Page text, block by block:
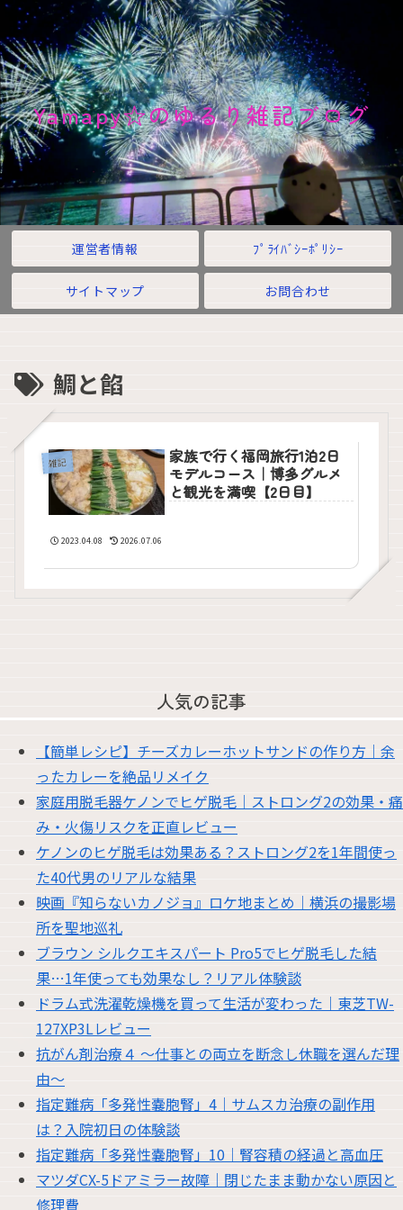
Yamapy☆のゆるり雑記ブログ
運営者情報 ﾌﾟﾗｲﾊﾞｼｰﾎﾟﾘｼｰ
サイトマップ お問合わせ
鯛と餡
雑記
家族で行く福岡旅行1泊2日
モデルコース｜博多グルメ
と観光を満喫【2日目】
2023.04.08 2026.07.06
人気の記事
【簡単レシピ】チーズカレーホットサンドの作り方｜余
ったカレーを絶品リメイク
家庭用脱毛器ケノンでヒゲ脱毛｜ストロング2の効果・痛
み・火傷リスクを正直レビュー
ケノンのヒゲ脱毛は効果ある？ストロング2を1年間使っ
た40代男のリアルな結果
映画『知らないカノジョ』ロケ地まとめ｜横浜の撮影場
所を聖地巡礼
ブラウン シルクエキスパート Pro5でヒゲ脱毛した結
果…1年使っても効果なし？リアル体験談
ドラム式洗濯乾燥機を買って生活が変わった｜東芝TW-
127XP3Lレビュー
抗がん剤治療４ 〜仕事との両立を断念し休職を選んだ理
由〜
指定難病「多発性嚢胞腎」4｜サムスカ治療の副作用
は？入院初日の体験談
指定難病「多発性嚢胞腎」10｜腎容積の経過と高血圧
マツダCX-5ドアミラー故障｜閉じたまま動かない原因と
修理費